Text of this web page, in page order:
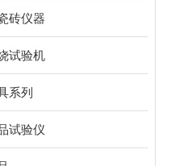
砖仪器
试验机
系列
试验仪